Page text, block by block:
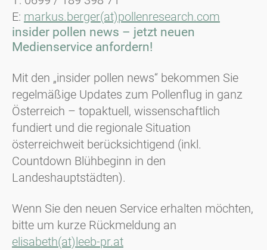
E: markus.berger(at)pollenresearch.com
insider pollen news – jetzt neuen
Medienservice anfordern!
Mit den „insider pollen news“ bekommen Sie
regelmäßige Updates zum Pollenflug in ganz
Österreich – topaktuell, wissenschaftlich
fundiert und die regionale Situation
österreichweit berücksichtigend (inkl.
Countdown Blühbeginn in den
Landeshauptstädten).
Wenn Sie den neuen Service erhalten möchten,
bitte um kurze Rückmeldung an
elisabeth(at)leeb-pr.at